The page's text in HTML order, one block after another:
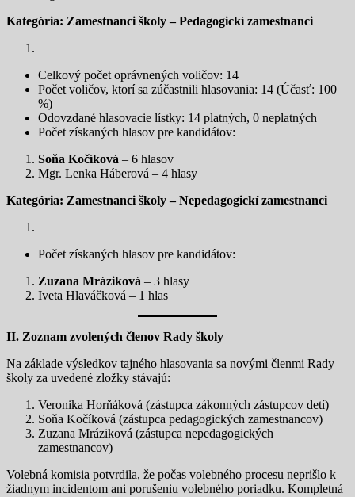
Kategória: Zamestnanci školy – Pedagogickí zamestnanci
Celkový počet oprávnených voličov: 14
Počet voličov, ktorí sa zúčastnili hlasovania: 14 (Účasť: 100
%)
Odovzdané hlasovacie lístky: 14 platných, 0 neplatných
Počet získaných hlasov pre kandidátov:
Soňa Kočíková – 6 hlasov
Mgr. Lenka Háberová – 4 hlasy
Kategória: Zamestnanci školy – Nepedagogickí zamestnanci
Počet získaných hlasov pre kandidátov:
Zuzana Mráziková – 3 hlasy
Iveta Hlaváčková – 1 hlas
II. Zoznam zvolených členov Rady školy
Na základe výsledkov tajného hlasovania sa novými členmi Rady
školy za uvedené zložky stávajú:
Veronika Horňáková (zástupca zákonných zástupcov detí)
Soňa Kočíková (zástupca pedagogických zamestnancov)
Zuzana Mráziková (zástupca nepedagogických
zamestnancov)
Volebná komisia potvrdila, že počas volebného procesu neprišlo k
žiadnym incidentom ani porušeniu volebného poriadku. Kompletná